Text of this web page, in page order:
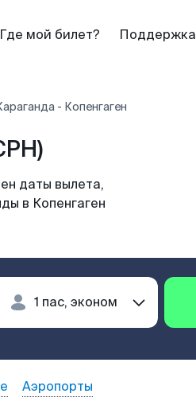
Где мой билет? Поддержка
- Копенгаген
даты вылета,
в Копенгаген
Аэропорты